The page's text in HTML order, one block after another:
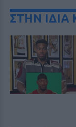
ΣΤΗΝ ΙΔΙΑ